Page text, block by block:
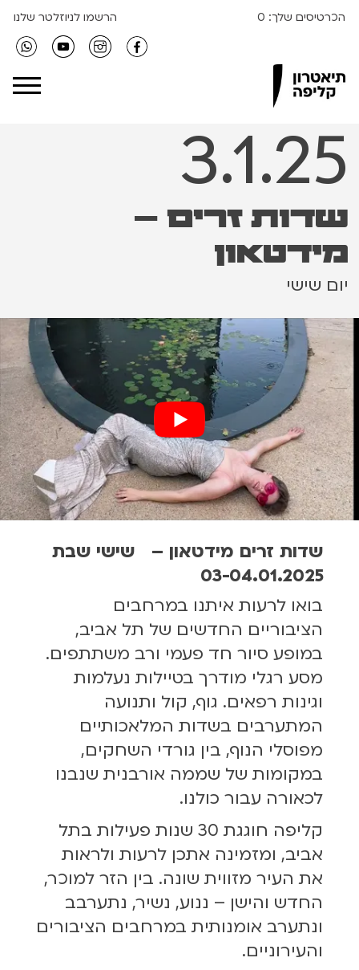
הכרטיסים שלך: 0 הרשמו לניוזלטר שלנו
Clipa Theater
3.1.25
שדות זרים –
מידטאון
יום שישי
שדות זרים מידטאון – שישי שבת
03-04.01.2025
בואו לרעות איתנו במרחבים
הציבוריים החדשים של תל אביב,
במופע סיור חד פעמי ורב משתתפים.
מסע רגלי מודרך בטיילות נעלמות
וגינות רפאים. גוף, קול ותנועה
המתערבים בשדות המלאכותיים
מפוסלי הנוף, בין גורדי השחקים,
במקומות של שממה אורבנית שנבנו
לכאורה עבור כולנו.
קליפה חוגגת 30 שנות פעילות בתל
אביב, ומזמינה אתכן לרעות ולראות
את העיר מזווית שונה. בין הזר למוכר,
החדש והישן – ננוע, נשיר, נתערבב
ונתערב אומנותית במרחבים הציבורים
והעירוניים.